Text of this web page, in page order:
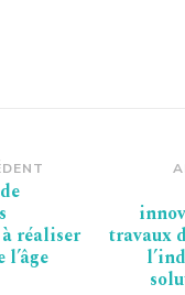
réaliser
travaux